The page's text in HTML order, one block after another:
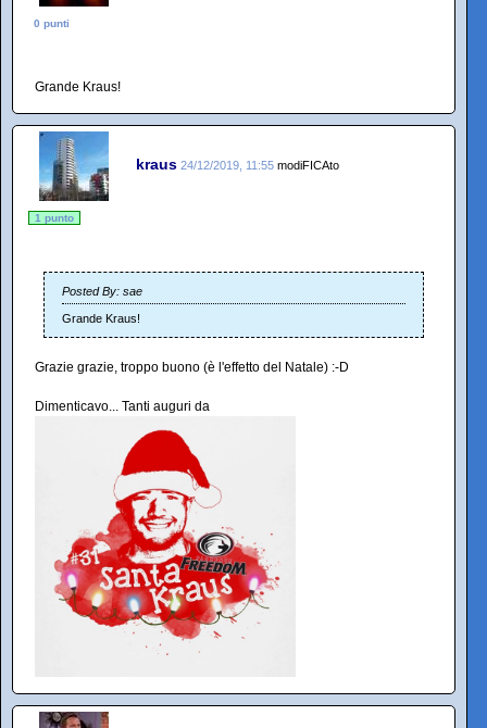
0 punti
Grande Kraus!
kraus 24/12/2019, 11:55 modiFICAto
1 punto
Posted By: sae
Grande Kraus!
Grazie grazie, troppo buono (è l'effetto del Natale) :-D
Dimenticavo... Tanti auguri da